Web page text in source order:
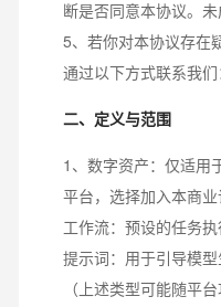
断是否同意本协议。
5、若你对本协议存在
通过以下方式联系我
二、定义与范围
1、数字资产：仅适用
平台，选择加入本商
工作流：预设的任务
提示词：用于引导模
（上述类型可能随平